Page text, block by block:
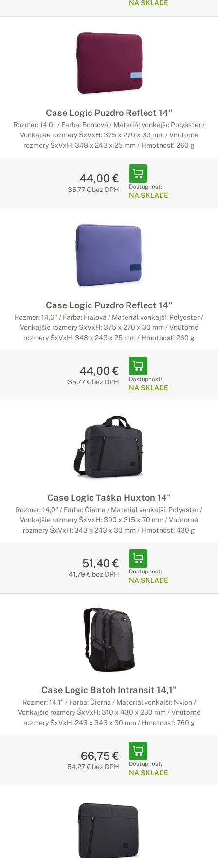
NA SKLADE
Case Logic Puzdro Reflect 14"
Rozmer: 14,0" / Farba: Bordová / Materiál vonkajší: Polyester /
Vonkajšie rozmery ŠxVxH: 375 x 270 x 30 mm / Vnútorné
rozmery ŠxVxH: 348 x 243 x 25 mm / Hmotnosť: 260 g
44,00 €
35,77 € bez DPH Dostupnosť:
NA SKLADE
Case Logic Puzdro Reflect 14"
Rozmer: 14,0" / Farba: Fialová / Materiál vonkajší: Polyester /
Vonkajšie rozmery ŠxVxH: 375 x 270 x 30 mm / Vnútorné
rozmery ŠxVxH: 348 x 243 x 25 mm / Hmotnosť: 260 g
44,00 €
35,77 € bez DPH Dostupnosť:
NA SKLADE
Case Logic Taška Huxton 14"
Rozmer: 14,0" / Farba: Čierna / Materiál vonkajší: Polyester /
Vonkajšie rozmery ŠxVxH: 390 x 315 x 70 mm / Vnútorné
rozmery ŠxVxH: 343 x 243 x 30 mm / Hmotnosť: 430 g
51,40 €
41,79 € bez DPH Dostupnosť:
NA SKLADE
Case Logic Batoh Intransit 14,1"
Rozmer: 14,1" / Farba: Čierna / Materiál vonkajší: Nylon /
Vonkajšie rozmery ŠxVxH: 310 x 430 x 280 mm / Vnútorné
rozmery ŠxVxH: 243 x 343 x 30 mm / Hmotnosť: 760 g
66,75 €
54,27 € bez DPH Dostupnosť:
NA SKLADE